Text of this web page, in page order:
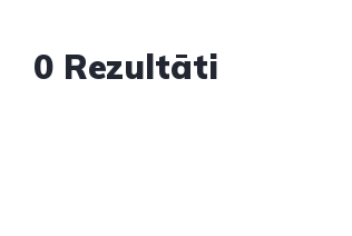
0 Rezultāti